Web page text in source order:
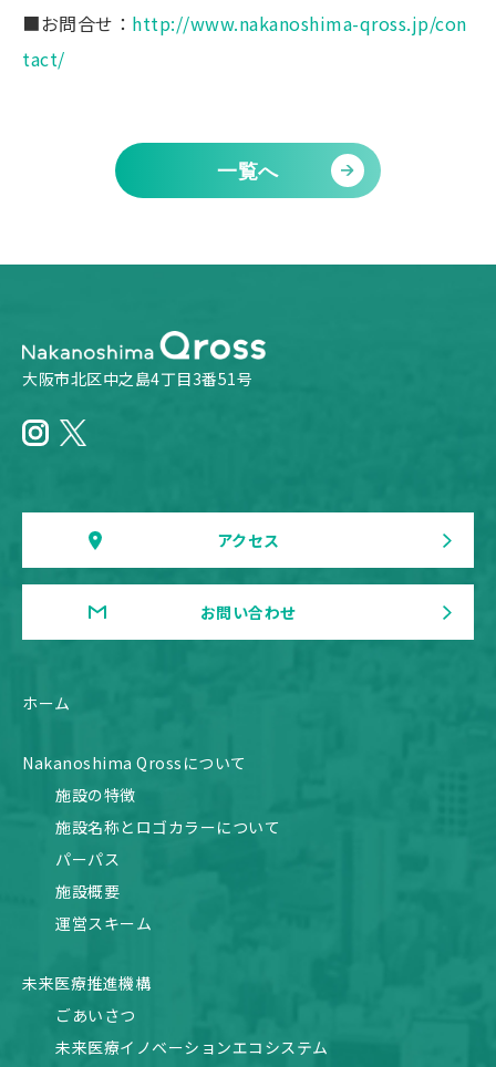
■お問合せ： http://www.nakanoshima-qross.jp/con
tact/
一覧へ
大阪市北区中之島4丁目3番51号
アクセス
お問い合わせ
ホーム
Nakanoshima Qrossについて
施設の特徴
施設名称とロゴカラーについて
パーパス
施設概要
運営スキーム
未来医療推進機構
ごあいさつ
未来医療イノベーションエコシステム